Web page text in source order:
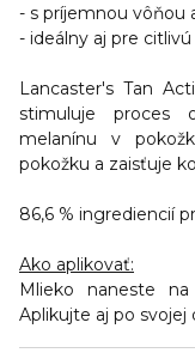
- s príjemnou vôňou
- ideálny aj pre
Lancaster's Tan
stimuluje proces
melanínu v
pokožku a zaisťuje
86,6 % ingrediencií
Ako aplikovať:
Mlieko naneste
Aplikujte aj po svojej